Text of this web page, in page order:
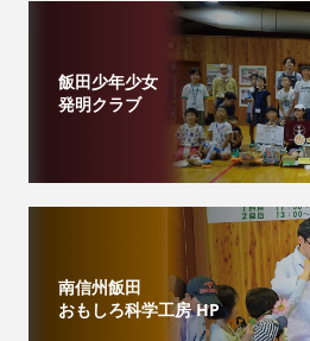
飯田少年少女
発明クラブ
南信州飯田
おもしろ科学工房 HP